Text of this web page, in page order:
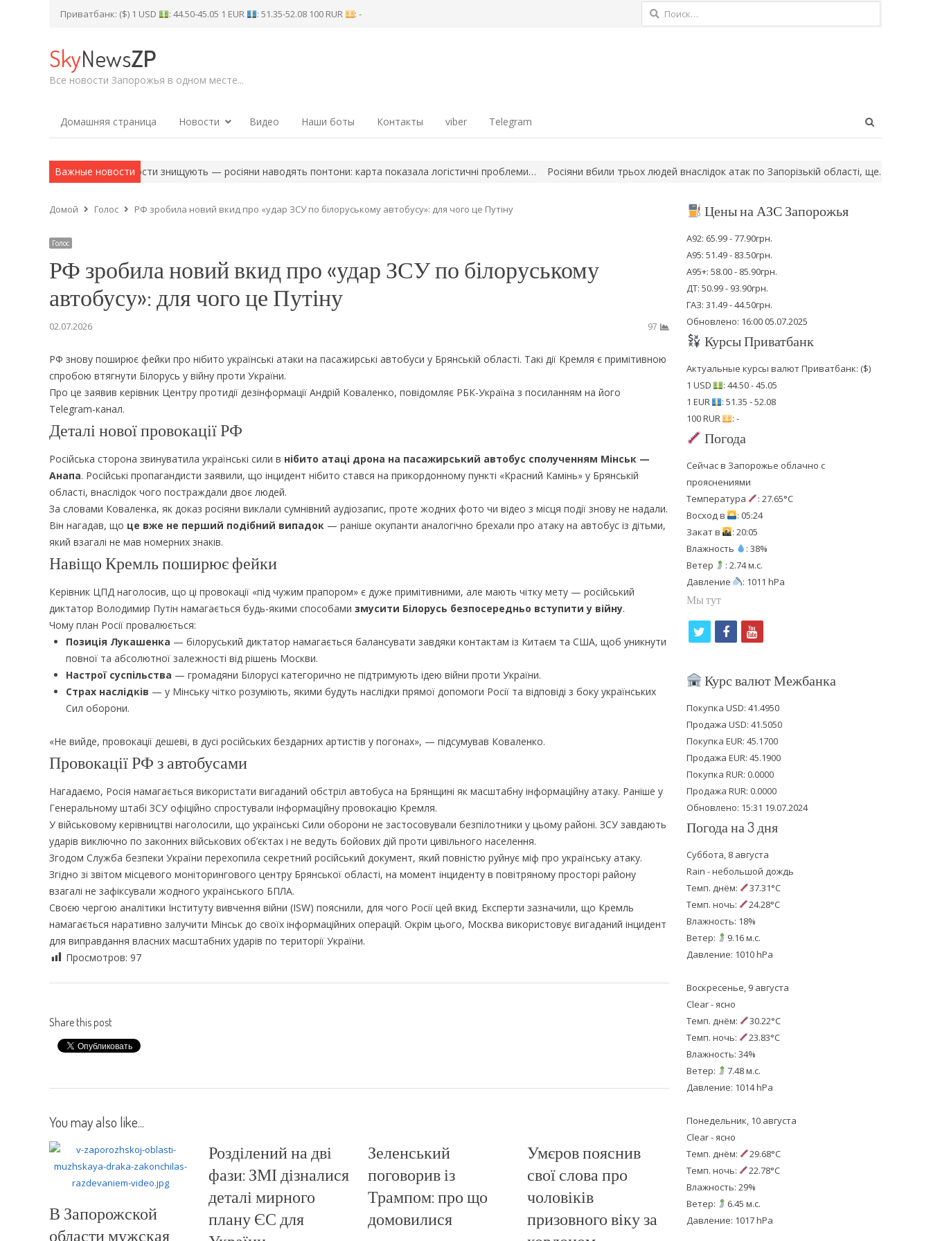
Приватбанк: ($) 1 USD : 44.50-45.05 1 EUR : 51.35-52.08 100 RUR : - Найти:
SkyNewsZP
Все новости Запорожья в одном месте...
Домашняя страница Новости Видео Наши боты Контакты viber Telegram
Важные новости
610 (+1190)… Мости знищують — росіяни наводять понтони: карта показала логістичні проблеми… Росіяни вбили трьох людей внаслідок атак по Запорізькій області, ще… 8 серпня –
Домой Голос РФ зробила новий вкид про «удар ЗСУ по білоруському автобусу»: для чого це Путіну
Голос
РФ зробила новий вкид про «удар ЗСУ по білоруському
автобусу»: для чого це Путіну
02.07.2026 97
РФ знову поширює фейки про нібито українські атаки на пасажирські автобуси у Брянській області. Такі дії Кремля є примітивною
спробою втягнути Білорусь у війну проти України.
Про це заявив керівник Центру протидії дезінформації Андрій Коваленко, повідомляє РБК-Україна з посиланням на його
Telegram-канал.
Деталі нової провокації РФ
Російська сторона звинуватила українські сили в нібито атаці дрона на пасажирський автобус сполученням Мінськ —
Анапа. Російські пропагандисти заявили, що інцидент нібито стався на прикордонному пункті «Красний Камінь» у Брянській
області, внаслідок чого постраждали двоє людей.
За словами Коваленка, як доказ росіяни виклали сумнівний аудіозапис, проте жодних фото чи відео з місця події знову не надали.
Він нагадав, що це вже не перший подібний випадок — раніше окупанти аналогічно брехали про атаку на автобус із дітьми,
який взагалі не мав номерних знаків.
Навіщо Кремль поширює фейки
Керівник ЦПД наголосив, що ці провокації «під чужим прапором» є дуже примітивними, але мають чітку мету — російський
диктатор Володимир Путін намагається будь-якими способами змусити Білорусь безпосередньо вступити у війну.
Чому план Росії провалюється:
Позиція Лукашенка — білоруський диктатор намагається балансувати завдяки контактам із Китаєм та США, щоб уникнути
повної та абсолютної залежності від рішень Москви.
Настрої суспільства — громадяни Білорусі категорично не підтримують ідею війни проти України.
Страх наслідків — у Мінську чітко розуміють, якими будуть наслідки прямої допомоги Росії та відповіді з боку українських
Сил оборони.
«Не вийде, провокації дешеві, в дусі російських бездарних артистів у погонах», — підсумував Коваленко.
Провокації РФ з автобусами
Нагадаємо, Росія намагається використати вигаданий обстріл автобуса на Брянщині як масштабну інформаційну атаку. Раніше у
Генеральному штабі ЗСУ офіційно спростували інформаційну провокацію Кремля.
У військовому керівництві наголосили, що українські Сили оборони не застосовували безпілотники у цьому районі. ЗСУ завдають
ударів виключно по законних військових об’єктах і не ведуть бойових дій проти цивільного населення.
Згодом Служба безпеки України перехопила секретний російський документ, який повністю руйнує міф про українську атаку.
Згідно зі звітом місцевого моніторингового центру Брянської області, на момент інциденту в повітряному просторі району
взагалі не зафіксували жодного українського БПЛА.
Своєю чергою аналітики Інституту вивчення війни (ISW) пояснили, для чого Росії цей вкид. Експерти зазначили, що Кремль
намагається наративно залучити Мінськ до своїх інформаційних операцій. Окрім цього, Москва використовує вигаданий інцидент
для виправдання власних масштабних ударів по території України.
Просмотров: 97
Share this post
You may also like...
В Запорожской
области мужская
Розділений на дві
фази: ЗМІ дізналися
деталі мирного
плану ЄС для
Зеленський
поговорив із
Трампом: про що
домовилися
Умєров пояснив
свої слова про
чоловіків
призовного віку за
Цены на АЗС Запорожья
А92: 65.99 - 77.90грн.
А95: 51.49 - 83.50грн.
А95+: 58.00 - 85.90грн.
ДТ: 50.99 - 93.90грн.
ГАЗ: 31.49 - 44.50грн.
Обновлено: 16:00 05.07.2025
Курсы Приватбанк
Актуальные курсы валют Приватбанк: ($)
1 USD
: 44.50 - 45.05
1 EUR
: 51.35 - 52.08
100 RUR
: -
Погода
Сейчас в Запорожье облачно с
прояснениями
Температура
: 27.65°C
Восход в
: 05:24
Закат в
: 20:05
Влажность
: 38%
Ветер
: 2.74 м.с.
Давление
: 1011 hPa
Мы тут
i
t
e
r
f
c
b
o
o
k
y
u
u
b
e
Курс валют Межбанка
Покупка USD: 41.4950
Продажа USD: 41.5050
Покупка EUR: 45.1700
Продажа EUR: 45.1900
Покупка RUR: 0.0000
Продажа RUR: 0.0000
Обновлено: 15:31 19.07.2024
Погода на 3 дня
Суббота, 8 августа
Rain - небольшой дождь
Темп. днём:
37.31°C
Темп. ночь:
24.28°C
Влажность: 18%
Ветер:
9.16 м.с.
Давление: 1010 hPa
Воскресенье, 9 августа
Clear - ясно
Темп. днём:
30.22°C
Темп. ночь:
23.83°C
Влажность: 34%
Ветер:
7.48 м.с.
Давление: 1014 hPa
Понедельник, 10 августа
Clear - ясно
Темп. днём:
29.68°C
Темп. ночь:
22.78°C
Влажность: 29%
Ветер:
6.45 м.с.
Давление: 1017 hPa